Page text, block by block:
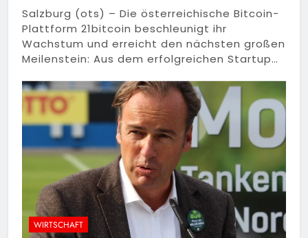
Salzburg (ots) – Die österreichische Bitcoin-
Plattform 21bitcoin beschleunigt ihr
Wachstum und erreicht den nächsten großen
Meilenstein: Aus dem erfolgreichen Startup…
WIRTSCHAFT